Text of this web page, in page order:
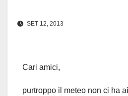
SET 12, 2013
Cari amici,
purtroppo il meteo non ci ha